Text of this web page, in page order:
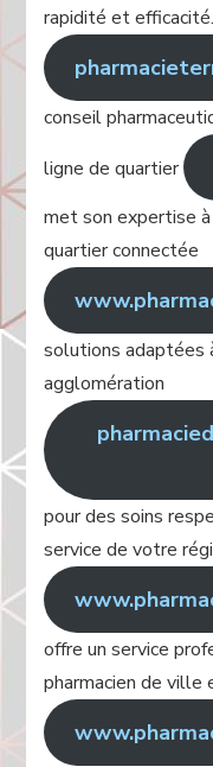
rapidité et
conseil
ligne de quartier
met son expertise
quartier connectée
solutions adaptées
agglomération
pour des soins
service de votre
offre un service
pharmacien de ville